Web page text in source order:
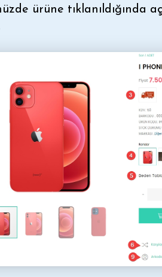
ürüne tıklanıldığında